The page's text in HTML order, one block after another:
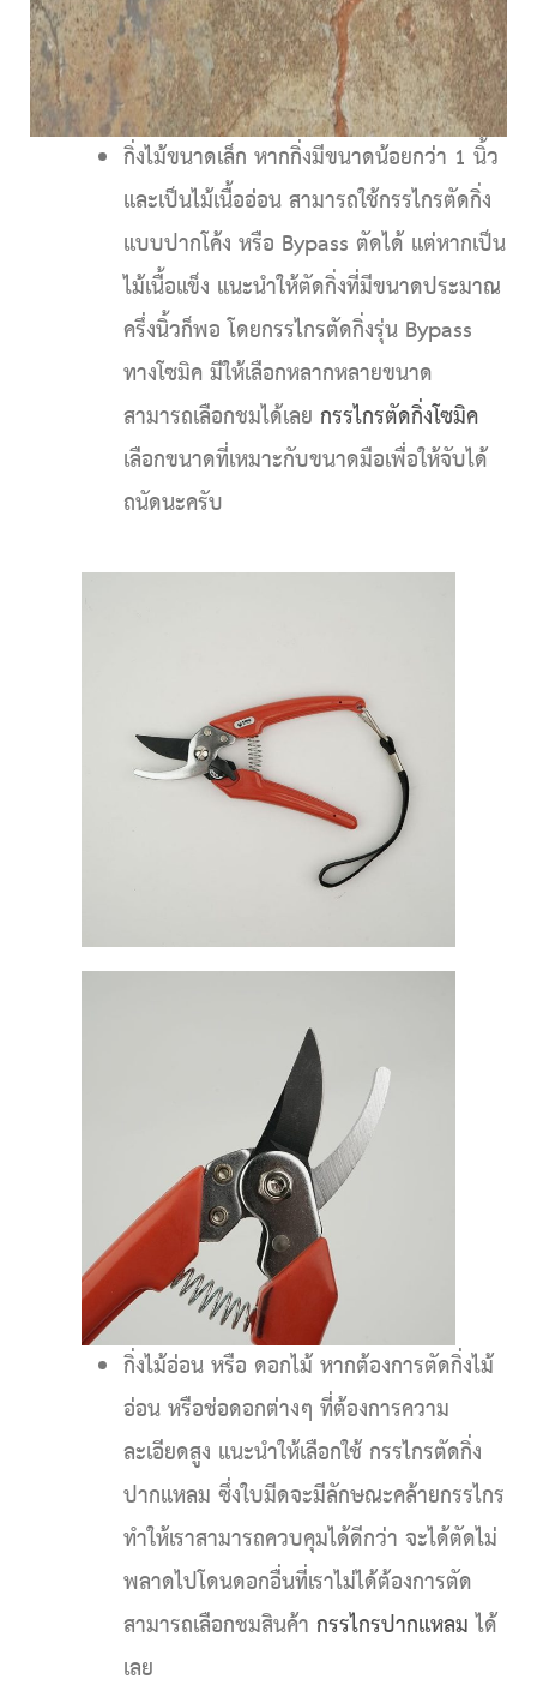
กิ่งไม้ขนาดเล็ก หากกิ่งมีขนาดน้อยกว่า 1 นิ้ว
และเป็นไม้เนื้ออ่อน สามารถใช้กรรไกรตัดกิ่ง
แบบปากโค้ง หรือ Bypass ตัดได้ แต่หากเป็น
ไม้เนื้อแข็ง แนะนำให้ตัดกิ่งที่มีขนาดประมาณ
ครึ่งนิ้วก็พอ โดยกรรไกรตัดกิ่งรุ่น Bypass
ทางโซมิค มีให้เลือกหลากหลายขนาด
สามารถเลือกชมได้เลย กรรไกรตัดกิ่งโซมิค
เลือกขนาดที่เหมาะกับขนาดมือเพื่อให้จับได้
ถนัดนะครับ
กิ่งไม้อ่อน หรือ ดอกไม้หากต้องการตัดกิ่งไม้
อ่อน หรือช่อดอกต่างๆ ที่ต้องการความ
ละเอียดสูง แนะนำให้เลือกใช้ กรรไกรตัดกิ่ง
ปากแหลม ซึ่งใบมีดจะมีลักษณะคล้ายกรรไกร
ทำให้เราสามารถควบคุมได้ดีกว่า จะได้ตัดไม่
พลาดไปโดนดอกอื่นที่เราไม่ได้ต้องการตัด
สามารถเลือกชมสินค้า กรรไกรปากแหลมได้
เลย